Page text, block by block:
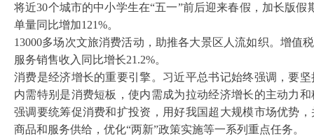
将近30个城市的中小学生在“五一”前后迎来春假，加长版
单量同比增加121%。
13000多场次文旅消费活动，助推各大景区人流如织。增值
服务销售收入同比增长21.2%。
消费是经济增长的重要引擎。习近平总书记始终强调，要
内需特别是消费短板，使内需成为拉动经济增长的主动力
强调要统筹促消费和扩投资，用好我国超大规模市场优势
商品和服务供给，优化“两新”政策实施等一系列重点任务。